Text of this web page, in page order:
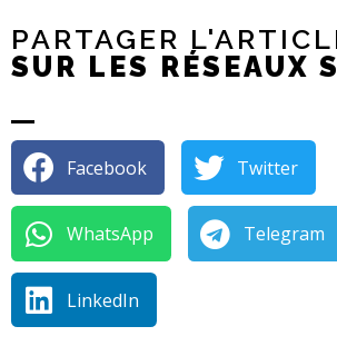
PARTAGER
SUR LES RÉSEAUX
Facebook Twitter
WhatsApp Telegram
LinkedIn